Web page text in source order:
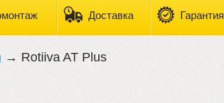
Доставка Гарантия
→ Rotiiva AT Plus